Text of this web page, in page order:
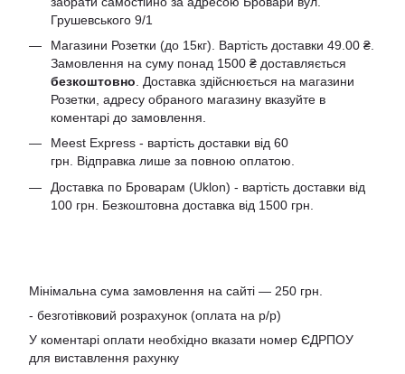
Грушевського 9/1
Магазини Розетки (до 15кг). Вартість доставки 49.00 ₴.
Замовлення на суму понад 1500 ₴ доставляється
безкоштовно . Доставка здійснюється на магазини
Розетки, адресу обраного магазину вказуйте в
коментарі до замовлення.
Meest Express - вартість доставки від 60
грн. Відправка лише за повною оплатою.
Доставка по Броварам (Uklon) - вартість доставки від
100 грн. Безкоштовна доставка від 1500 грн.
Мінімальна сума замовлення на сайті — 250 грн.
- безготівковий розрахунок (оплата на р/р)
У коментарі оплати необхідно вказати номер ЄДРПОУ
для виставлення рахунку